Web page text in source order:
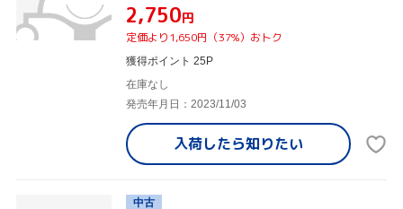
¥2,750円
定価より1,650円（37%）おトク
獲得ポイント 25P
在庫なし
発売年月日：2023/11/03
入荷したら知りたい
中古